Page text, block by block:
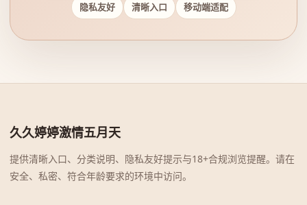
隐私友好 清晰入口 移动端适配
久久婷婷激情五月天
提供清晰入口、分类说明、隐私友好提示与18+合规浏览提醒。请在
安全、私密、符合年龄要求的环境中访问。